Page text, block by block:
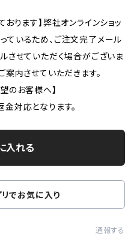
おります】弊社オンラインショッ
ているため、ご注文完了メール
させていただく場合がございま
案内させていただきます。
のお客様へ】
対応となります。
入れる
でお気に入り
通報する